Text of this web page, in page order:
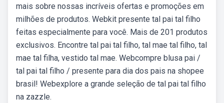
mais sobre nossas incríveis ofertas e promoções em
milhões de produtos. Webkit presente tal pai tal filho
feitas especialmente para você. Mais de 201 produtos
exclusivos. Encontre tal pai tal filho, tal mae tal filho, tal
mae tal filha, vestido tal mae. Webcompre blusa pai /
tal pai tal filho / presente para dia dos pais na shopee
brasil! Webexplore a grande seleção de tal pai tal filho
na zazzle.